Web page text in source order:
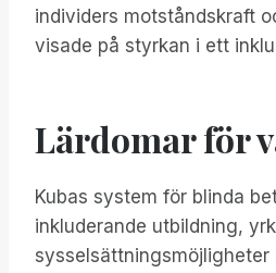
individers motståndskraft
visade på styrkan i ett
Lärdomar för
Kubas system för blinda
inkluderande utbildning,
sysselsättningsmöjligheter